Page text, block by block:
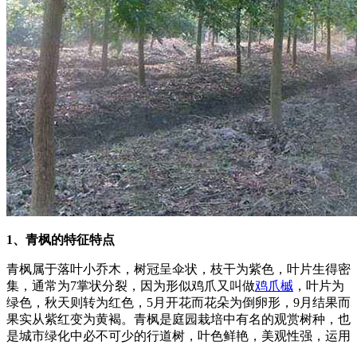
1、青枫的特征特点
青枫属于落叶小乔木，树冠呈伞状，枝干为紫色，叶片生得密
集，通常为7掌状分裂，因为形似鸡爪又叫做鸡爪槭 ，叶片为
绿色，秋天则转为红色，5月开花而花朵为倒卵形，9月结果而
果实从紫红变为黄褐。青枫是庭园栽培中有名的观赏树种，也
是城市绿化中必不可少的行道树，叶色鲜艳，美观性强，运用